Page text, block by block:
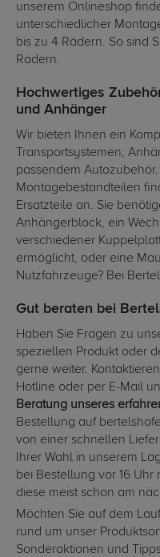
unserem Onlineshop
unterschiedlicher
bis zu 4 Rädern. So sind
Rädern.
Hochwertiges
und Anhänger
Wir bieten Ihnen ein
Transportsystemen,
passendem
Montagebestandteilen
Ersatzteile an. Sie
Anhängerblock, ein
verschiedener
ermöglicht, oder eine
Nutzfahrzeuge? Bei
Gut beraten bei
Haben Sie Fragen zu
speziellen Produkt oder
gerne weiter.
Hotline oder per E-Mail
Beratung unseres
Bestellung auf
von einer schnellen
Ihrer Wahl in unserem
bei Bestellung vor 16 Uhr
diese meist schon am
Möchten Sie auf dem
rund um unser
Sonderaktionen und